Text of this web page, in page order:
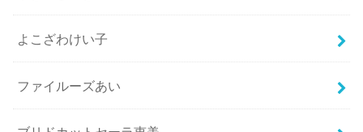
よこざわけい子
ファイルーズあい